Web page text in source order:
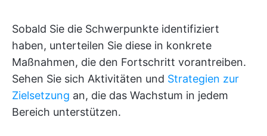
Sobald Sie die Schwerpunkte identifiziert
haben, unterteilen Sie diese in konkrete
Maßnahmen, die den Fortschritt vorantreiben.
Sehen Sie sich Aktivitäten und Strategien zur
Zielsetzung an, die das Wachstum in jedem
Bereich unterstützen.